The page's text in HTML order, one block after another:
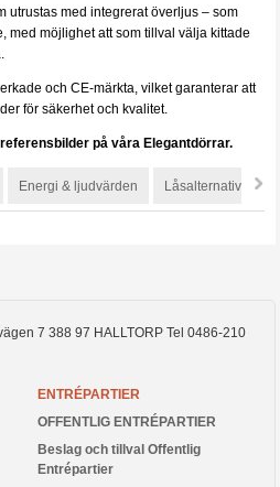
utrustas med integrerat överljus – som
med möjlighet att som tillval välja kittade
och CE-märkta, vilket garanterar att
för säkerhet och kvalitet.
på våra Elegantdörrar.
Energi & ljudvärden Låsalternativ
7 388 97 HALLTORP Tel 0486-210
ENTRÉPARTIER
OFFENTLIG ENTRÉPARTIER
Beslag och tillval Offentlig
Entrépartier